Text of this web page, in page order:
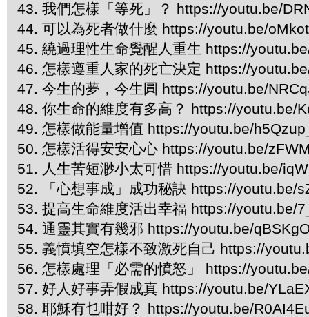
43. 我們怎樣「等死」？ https://youtu.be/
44. 可以為死者做什麼 https://youtu.be/
45. 繞過理性生命覺醒人重生 https://
46. 怎樣遵重人家的死亡決定 https://
47. 今生的夢，今生圓 https://youtu.be/
48. 你生命的維度有多高？ https://youtu.be/
49. 怎樣做能量增值 https://youtu.be/
50. 怎樣活得安安心心 https://youtu.be/
51. 人生苦短渺小太可惜 https://youtu.be/
52. 「心想事成」成功秘訣 https://youtu.be/
53. 提高生命維度活出幸福 https://youtu.be/
54. 通靈其實有幾邪 https://youtu.be/
55. 義憤填空怎樣不致激死自己 https://
56. 怎樣處理「必需的憤怒」 https://
57. 好人好事弄假成真 https://youtu.be/
58. 耶穌有乜咁好？ https://youtu.be/